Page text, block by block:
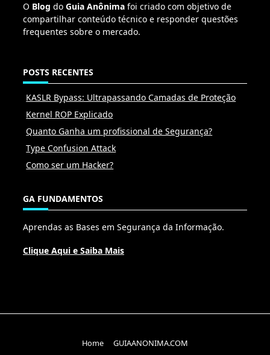
O Blog do Guia Anônima foi criado com objetivo de
compartilhar conteúdo técnico e responder questões
frequentes sobre o mercado.
POSTS RECENTES
KASLR Bypass: Ultrapassando Camadas de Proteção
Kernel ROP Explicado
Quanto Ganha um profissional de Segurança?
Type Confusion Attack
Como ser um Hacker?
GA FUNDAMENTOS
Aprendas as Bases em Segurança da Informação.
Clique Aqui e Saiba Mais
Home GUIAANONIMA.COM